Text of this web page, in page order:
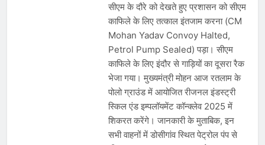
सीएम के दौरे को देखते हुए प्रशासन को सीएम
काफिले के लिए तत्काल इंतजाम करना (CM
Mohan Yadav Convoy Halted,
Petrol Pump Sealed) पड़ा। सीएम
काफिले के लिए इंदौर से गाड़ियों का दूसरा रैक
भेजा गया। मुख्यमंत्री मोहन आज रतलाम के
पोलो ग्राउंड में आयोजित रीजनल इंडस्ट्री
स्किल एंड इम्पलॉयमेंट कॉन्क्लेव 2025 में
शिकरत करेंगे। जानकारी के मुताबिक, इन
सभी वाहनों में डोसीगांव स्थित पेट्रोल पंप से